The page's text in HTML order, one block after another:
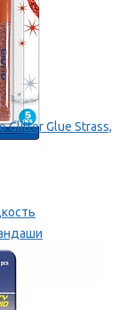
Glitter Glue Strass,